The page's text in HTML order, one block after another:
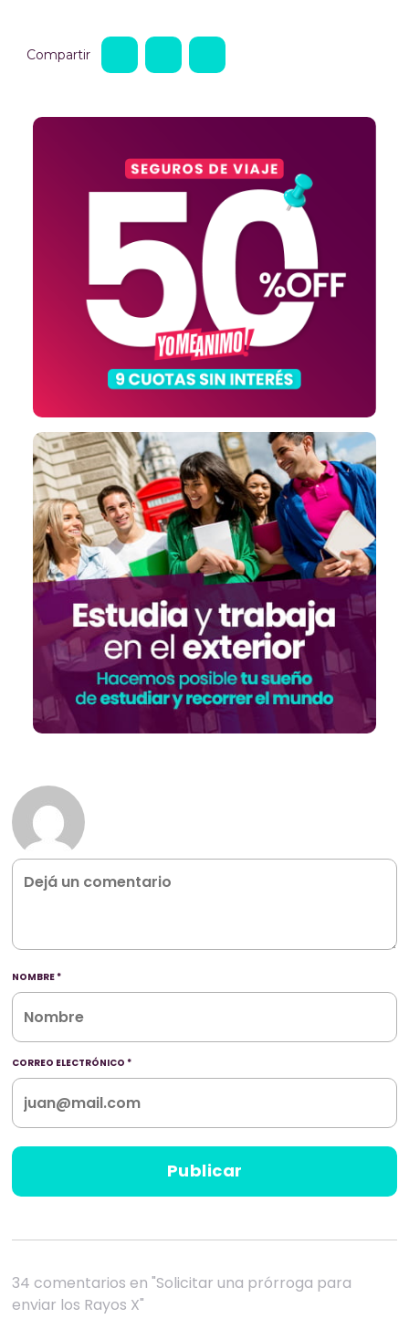
Compartir
NOMBRE *
CORREO ELECTRÓNICO *
34 comentarios en "Solicitar una prórroga para
enviar los Rayos X"